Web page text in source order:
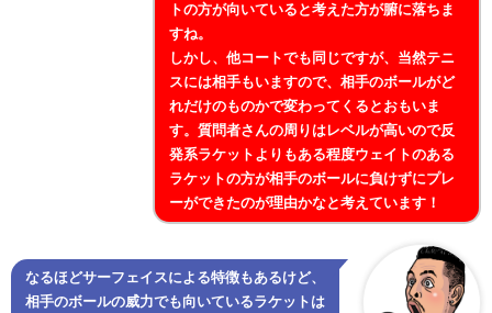
トの方が向いていると考えた方が腑に落ちま
すね。
しかし、他コートでも同じですが、当然テニ
スには相手もいますので、相手のボールがど
れだけのものかで変わってくるとおもいま
す。質問者さんの周りはレベルが高いので反
発系ラケットよりもある程度ウェイトのある
ラケットの方が相手のボールに負けずにプレ
ーができたのが理由かなと考えています！
なるほどサーフェイスによる特徴もあるけど、
相手のボールの威力でも向いているラケットは